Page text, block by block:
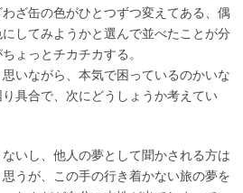
ざ缶の色がひとつずつ変えてある、偶
してみようかと選んで並べたことが分
ょっとチカチカする。
いながら、本気で困っているのかいな
具合で、次にどうしょうか考えてい
いし、他人の夢として聞かされる方は
うが、この手の行き着かない旅の夢を